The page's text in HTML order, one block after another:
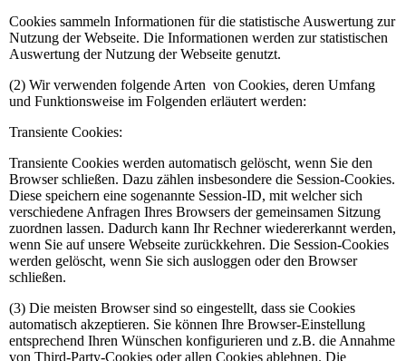
Cookies sammeln Informationen für die statistische Auswertung zur
Nutzung der Webseite. Die Informationen werden zur statistischen
Auswertung der Nutzung der Webseite genutzt.
(2) Wir verwenden folgende Arten von Cookies, deren Umfang
und Funktionsweise im Folgenden erläutert werden:
Transiente Cookies:
Transiente Cookies werden automatisch gelöscht, wenn Sie den
Browser schließen. Dazu zählen insbesondere die Session-Cookies.
Diese speichern eine sogenannte Session-ID, mit welcher sich
verschiedene Anfragen Ihres Browsers der gemeinsamen Sitzung
zuordnen lassen. Dadurch kann Ihr Rechner wiedererkannt werden,
wenn Sie auf unsere Webseite zurückkehren. Die Session-Cookies
werden gelöscht, wenn Sie sich ausloggen oder den Browser
schließen.
(3) Die meisten Browser sind so eingestellt, dass sie Cookies
automatisch akzeptieren. Sie können Ihre Browser-Einstellung
entsprechend Ihren Wünschen konfigurieren und z.B. die Annahme
von Third-Party-Cookies oder allen Cookies ablehnen. Die